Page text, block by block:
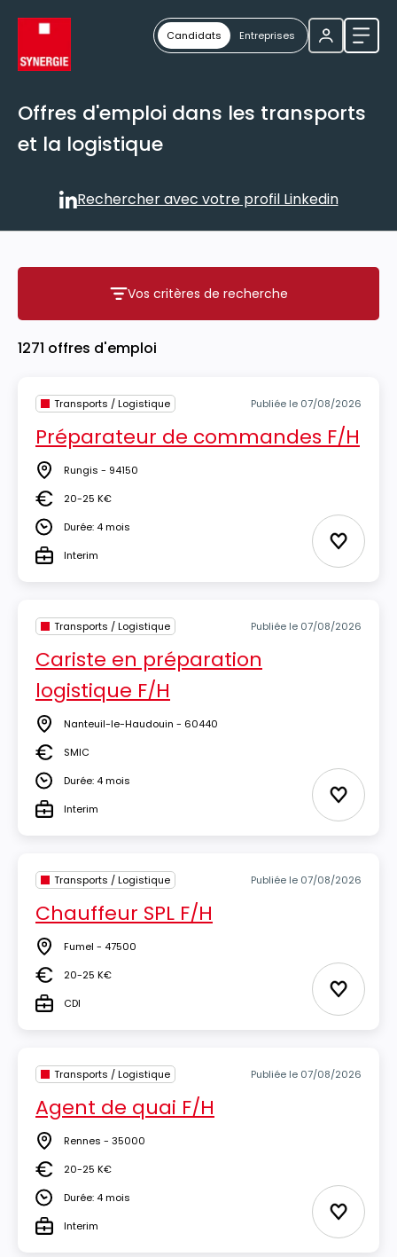
Candidats Entreprises
Offres d'emploi dans les transports
et la logistique
Rechercher avec votre
Rechercher avec votre profil Linkedin
Vos critères de recherche
Vos critères de recherche
1271 offres d'emploi
Transports / Logistique Publiée le 07/08/2026
Préparateur de commandes F/H
Lieu Rungis - 94150
Salaire20-25 K€
DuréeDurée: 4 mois
TypeInterim Ajouter
Transports / Logistique Publiée le 07/08/2026
Cariste en préparation
logistique F/H
Lieu Nanteuil-le-Haudouin - 60440
Salaire
SMIC
DuréeDurée: 4 mois
TypeInterim Ajouter
Transports / Logistique Publiée le 07/08/2026
Chauffeur SPL F/H
Lieu Fumel - 47500
Salaire20-25 K€
TypeCDI Ajouter
Transports / Logistique Publiée le 07/08/2026
Agent de quai F/H
Lieu Rennes - 35000
Salaire20-25 K€
DuréeDurée: 4 mois
TypeInterim Ajouter